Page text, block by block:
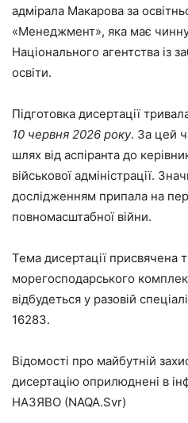
адмірала Макарова за
«Менеджмент», яка має
Національного агентства із
освіти.
Підготовка дисертації
10 червня 2026 року. За цей
шлях від аспіранта до
військової адміністрації.
дослідженням припала на
повномасштабної війни.
Тема дисертації присвячена
морегосподарського
відбудеться у разовій
16283.
Відомості про майбутній
дисертацію оприлюднені в
НАЗЯВО (NAQA.Svr)